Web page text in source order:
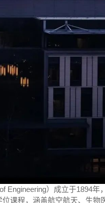
Engineering）成立于1894
课程，涵盖航空航天、生